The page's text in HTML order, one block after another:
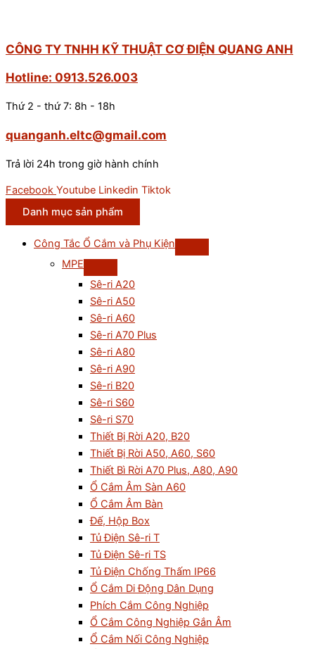
CÔNG TY TNHH KỸ THUẬT CƠ ĐIỆN QUANG ANH
Hotline: 0913.526.003
Thứ 2 - thứ 7: 8h - 18h
quanganh.eltc@gmail.com
Trả lời 24h trong giờ hành chính
Facebook Youtube Linkedin Tiktok
Danh mục sản phẩm
Công Tắc Ổ Cắm và Phụ Kiện
MPE
Sê-ri A20
Sê-ri A50
Sê-ri A60
Sê-ri A70 Plus
Sê-ri A80
Sê-ri A90
Sê-ri B20
Sê-ri S60
Sê-ri S70
Thiết Bị Rời A20, B20
Thiết Bị Rời A50, A60, S60
Thiết Bì Rời A70 Plus, A80, A90
Ổ Cắm Âm Sàn A60
Ổ Cắm Âm Bàn
Đế, Hộp Box
Tủ Điện Sê-ri T
Tủ Điện Sê-ri TS
Tủ Điện Chống Thấm IP66
Ổ Cắm Di Động Dân Dụng
Phích Cắm Công Nghiệp
Ổ Cắm Công Nghiệp Gắn Âm
Ổ Cắm Nối Công Nghiệp